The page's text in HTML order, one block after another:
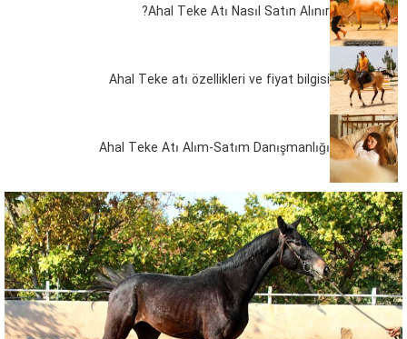
Ahal Teke Atı Nasıl Satın Alınır?
Ahal Teke atı özellikleri ve fiyat bilgisi
Ahal Teke Atı Alım-Satım Danışmanlığı